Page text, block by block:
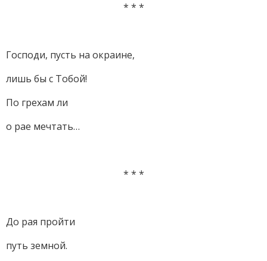
* * *
Господи, пусть на окраине,
лишь бы с Тобой!
По грехам ли
о рае мечтать…
* * *
До рая пройти
путь земной.